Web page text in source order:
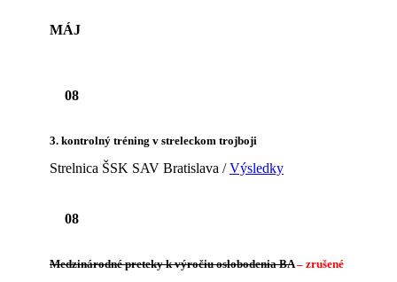
MÁJ
08
3. kontrolný tréning v streleckom trojboji
Strelnica ŠSK SAV Bratislava /Výsledky
08
Medzinárodné preteky k výročiu oslobodenia BA– zrušené